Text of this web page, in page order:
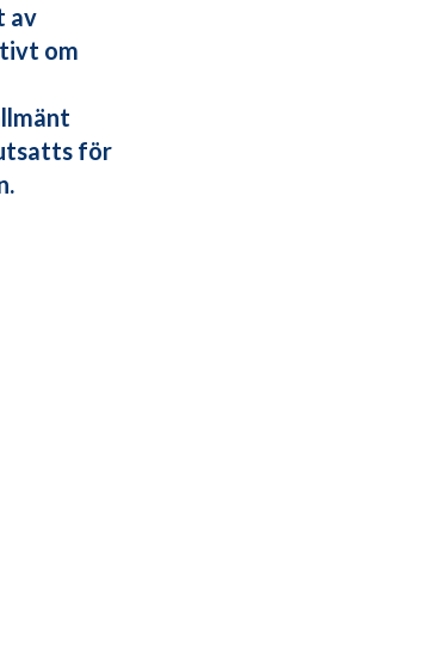
av
om
för